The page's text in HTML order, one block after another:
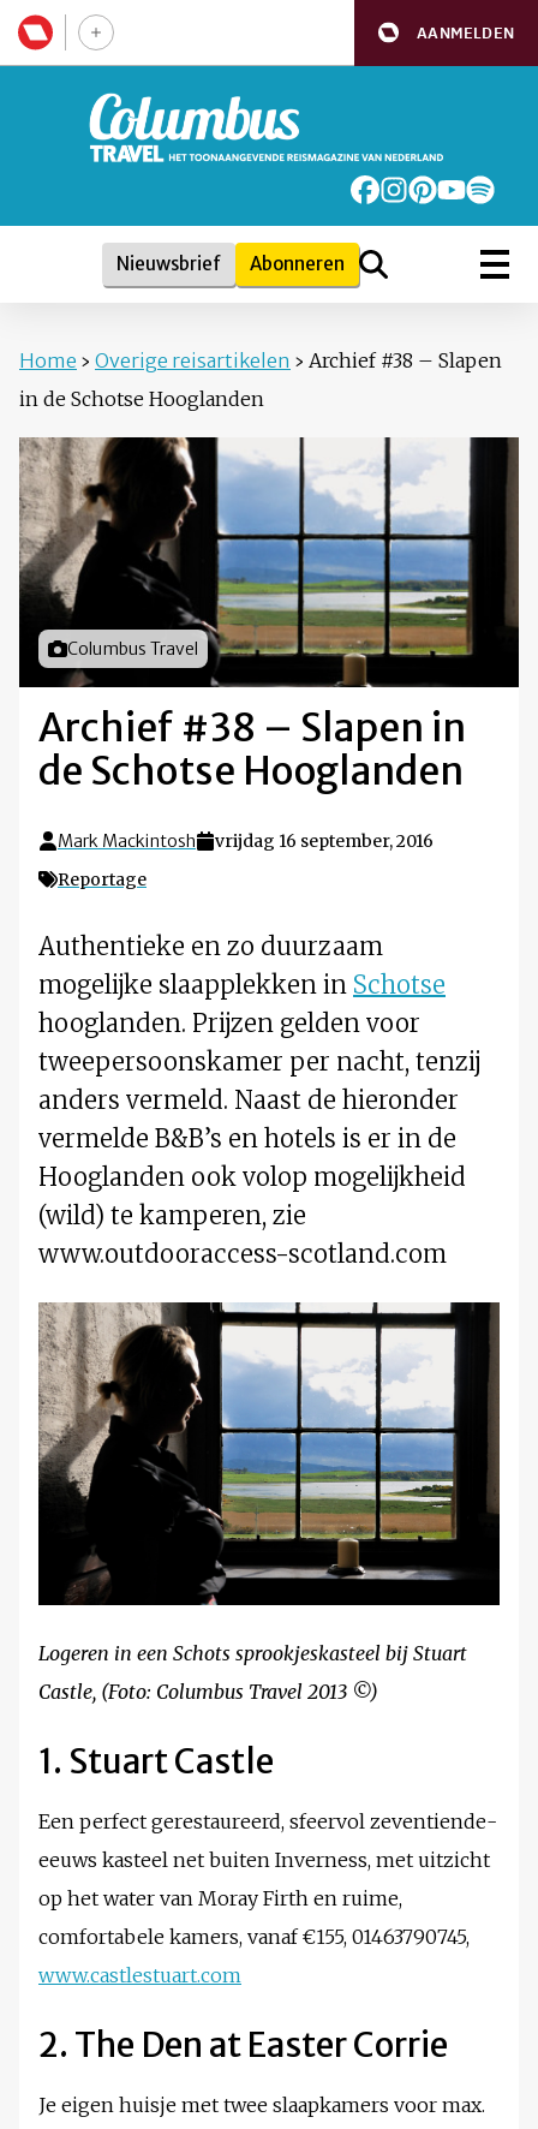
AANMELDEN
Nieuwsbrief Abonneren
Home › Overige reisartikelen › Archief #38 – Slapen
in de Schotse Hooglanden
Foto door
Columbus Travel
Archief #38 – Slapen in
de Schotse Hooglanden
Mark Mackintosh
vrijdag 16 september, 2016
Reportage
Authentieke en zo duurzaam
mogelijke slaapplekken in Schotse
hooglanden. Prijzen gelden voor
tweepersoonskamer per nacht, tenzij
anders vermeld. Naast de hieronder
vermelde B&B’s en hotels is er in de
Hooglanden ook volop mogelijkheid
(wild) te kamperen, zie
www.outdooraccess-scotland.com
Logeren in een Schots sprookjeskasteel bij Stuart
Castle, (Foto: Columbus Travel 2013 ©)
1. Stuart Castle
Een perfect gerestaureerd, sfeervol zeventiende-
eeuws kasteel net buiten Inverness, met uitzicht
op het water van Moray Firth en ruime,
comfortabele kamers, vanaf €155, 01463790745,
www.castlestuart.com
2. The Den at Easter Corrie
Je eigen huisje met twee slaapkamers voor max.